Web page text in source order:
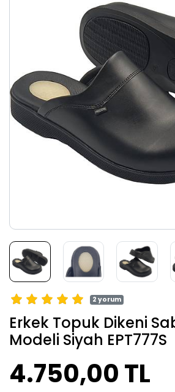
2 yorum
Erkek Topuk Dikeni
Modeli Siyah EPT777S
4.750,00 TL